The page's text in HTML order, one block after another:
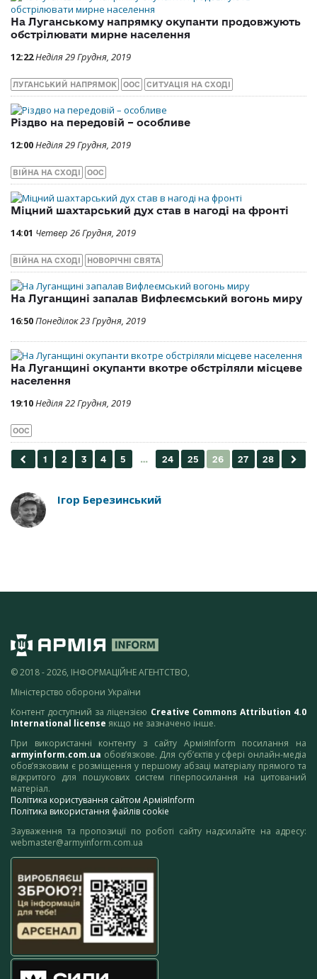
На Луганському напрямку окупанти продовжують
обстрілювати мирне населення
12:22Неділя 29 Грудня, 2019
ЛУГАНСЬКИЙ НАПРЯМОК ООС СИТУАЦІЯ НА СХОДІ
Різдво на передовій – особливе
12:00Неділя 29 Грудня, 2019
ВІЙНА НА СХОДІ ООС
Міцний шахтарський дух став в нагоді на фронті
14:01 Четвер 26 Грудня, 2019
ВІЙНА НА СХОДІ НОВОРІЧНІ СВЯТА
На Луганщині запалав Вифлеємський вогонь миру
16:50Понеділок 23 Грудня, 2019
На Луганщині окупанти вкотре обстріляли місцеве
населення
19:10Неділя 22 Грудня, 2019
ООС
Ігор Березинський
© 2018 - 2026, ІНФОРМАЦІЙНЕ АГЕНТСТВО,
Міністерство оборони України
Контент доступний за ліцензією Creative Commons Attribution 4.0
International license якщо не зазначено інше.
При використанні контенту з сайту АрміяInform посилання на
armyinform.com.ua обов’язкове. Для суб’єктів у сфері онлайн-медіа
обов’язковим є розміщення у першому абзаці матеріалу прямого та
відкритого для пошукових систем гіперпосилання на цитований
матеріал.
Політика користування сайтом АрміяInform
Політика використання файлів cookie
Зауваження та пропозиції по роботі сайту надсилайте на адресу:
webmaster@armyinform.com.ua